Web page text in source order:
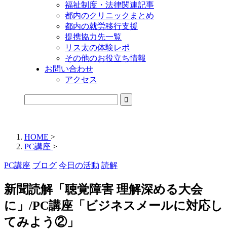
福祉制度・法律関連記事
都内のクリニックまとめ
都内の就労移行支援
提携協力先一覧
リス太の体験レポ
その他のお役立ち情報
お問い合わせ
アクセス
HOME >
PC講座 >
PC講座 ブログ 今日の活動 読解
新聞読解「聴覚障害 理解深める大会
に」/PC講座「ビジネスメールに対応し
てみよう②」